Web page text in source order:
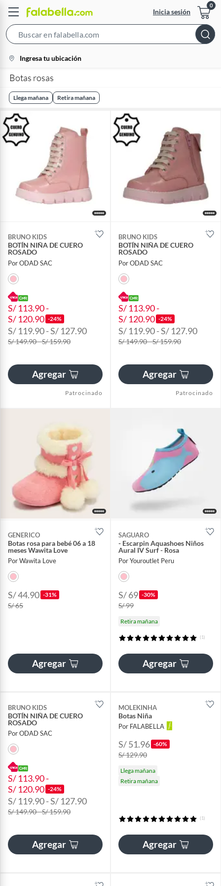
Inicia sesión
Bar
location-
icon
Ingresa tu ubicación
Botas rosas
Llega mañana Retira mañana
BRUNO KIDS
BOTÍN NIÑA DE CUERO
ROSADO
Por ODAD SAC
S/ 113.90 -
S/ 120.90 -24%
S/ 119.90 - S/ 127.90
S/ 149.90 - S/ 159.90
Agregar
Patrocinado
BRUNO KIDS
BOTÍN NIÑA DE CUERO
ROSADO
Por ODAD SAC
S/ 113.90 -
S/ 120.90 -24%
S/ 119.90 - S/ 127.90
S/ 149.90 - S/ 159.90
Agregar
Patrocinado
GENERICO
Botas rosa para bebé 06 a 18
meses Wawita Love
Por Wawita Love
S/ 44.90 -31%
S/ 65
Agregar
SAGUARO
- Escarpin Aquashoes Niños
Aural IV Surf - Rosa
Por Youroutlet Peru
S/ 69 -30%
S/ 99
Retira mañana
(1)
Agregar
BRUNO KIDS
BOTÍN NIÑA DE CUERO
ROSADO
Por ODAD SAC
S/ 113.90 -
S/ 120.90 -24%
S/ 119.90 - S/ 127.90
S/ 149.90 - S/ 159.90
Agregar
MOLEKINHA
Botas Niña
Por FALABELLA
S/ 51.96 -60%
S/ 129.90
Llega mañana
Retira mañana
(1)
Agregar